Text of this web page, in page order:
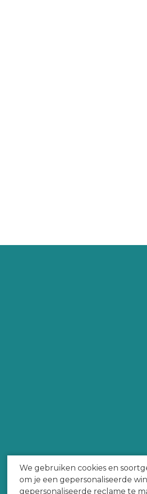
We gebruiken cookies en
om je een gepersonaliseerde
gepersonaliseerde reclame te